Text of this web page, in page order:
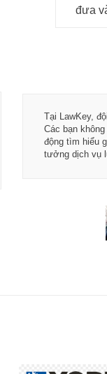
đưa
Tại LawKey,
Các bạn
động tìm hiểu
tưởng dịch vụ